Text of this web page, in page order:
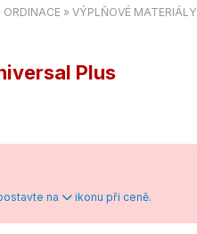
ORDINACE » VÝPLŇOVÉ MATERIÁLY
Plus
na ikonu při ceně.